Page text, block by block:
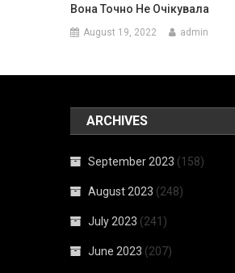
Вона Точно Не Очікувала
August 19, 2022 admin
ARCHIVES
September 2023 (158)
August 2023 (248)
July 2023 (241)
June 2023 (207)